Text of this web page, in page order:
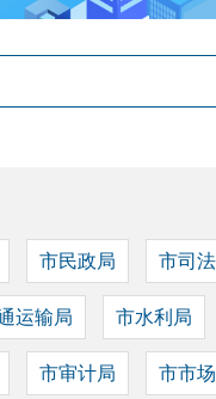
市民政局 市司
运输局 市水利局
市审计局 市市